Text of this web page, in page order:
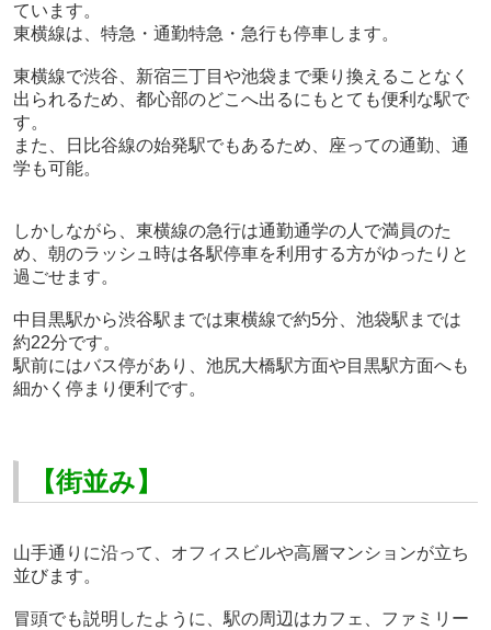
ています。
東横線は、特急・通勤特急・急行も停車します。
東横線で渋谷、新宿三丁目や池袋まで乗り換えることなく
出られるため、都心部のどこへ出るにもとても便利な駅で
す。
また、日比谷線の始発駅でもあるため、座っての通勤、通
学も可能。
しかしながら、東横線の急行は通勤通学の人で満員のた
め、朝のラッシュ時は各駅停車を利用する方がゆったりと
過ごせます。
中目黒駅から渋谷駅までは東横線で約5分、池袋駅までは
約22分です。
駅前にはバス停があり、池尻大橋駅方面や目黒駅方面へも
細かく停まり便利です。
【街並み】
山手通りに沿って、オフィスビルや高層マンションが立ち
並びます。
冒頭でも説明したように、駅の周辺はカフェ、ファミリー